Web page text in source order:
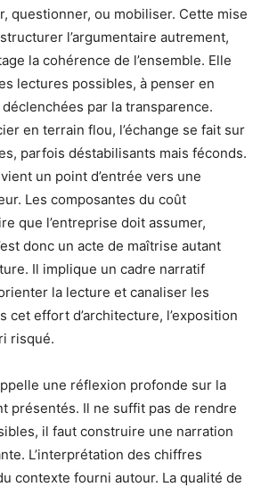
questionner, ou mobiliser. Cette mise
l’argumentaire autrement,
la cohérence de l’ensemble. Elle
lectures possibles, à penser en
par la transparence.
en terrain flou, l’échange se fait sur
parfois déstabilisants mais féconds.
un point d’entrée vers une
Les composantes du coût
que l’entreprise doit assumer,
donc un acte de maîtrise autant
Il implique un cadre narratif
la lecture et canaliser les
cet effort d’architecture, l’exposition
risqué.
une réflexion profonde sur la
présentés. Il ne suffit pas de rendre
il faut construire une narration
L’interprétation des chiffres
contexte fourni autour. La qualité de